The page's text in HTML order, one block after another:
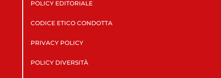
POLICY EDITORIALE
CODICE ETICO CONDOTTA
PRIVACY POLICY
POLICY DIVERSITÀ